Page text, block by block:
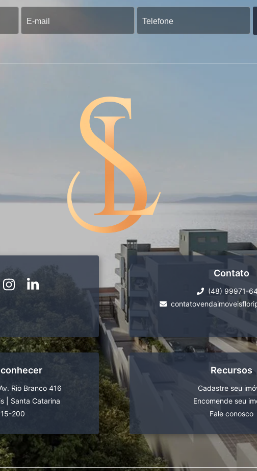
Contato
(48) 99971-
Rio Branco 416
Santa Catarina
200
Recursos
Cadastre seu
Encomende seu
Fale conosco